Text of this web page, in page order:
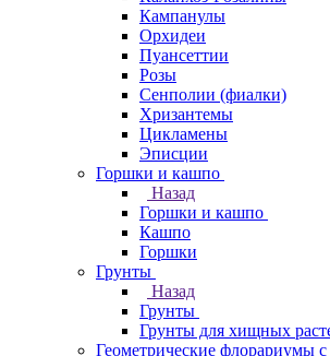
Кампанулы
Орхидеи
Пуансеттии
Розы
Сенполии (фиалки)
Хризантемы
Цикламены
Эписции
Горшки и кашпо
Назад
Горшки и кашпо
Кашпо
Горшки
Грунты
Назад
Грунты
Грунты для хищных
Геометрические флорариумы с